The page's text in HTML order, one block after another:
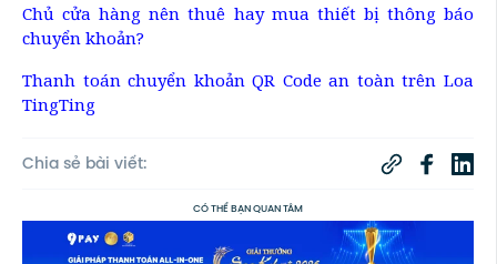
Chủ cửa hàng nên thuê hay mua thiết bị thông báo
chuyển khoản?
Thanh toán chuyển khoản QR Code an toàn trên Loa
TingTing
Chia sẻ bài viết:
CÓ THỂ BẠN QUAN TÂM